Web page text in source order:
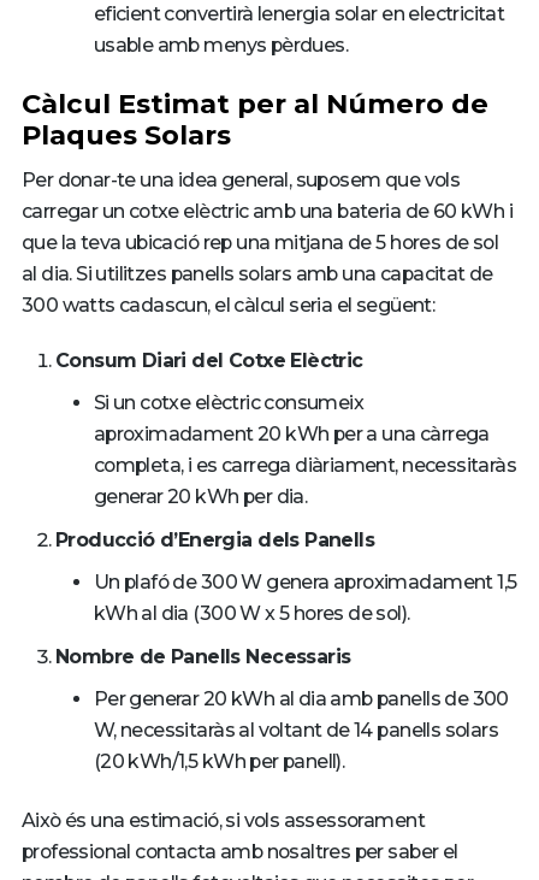
eficient convertirà lenergia solar en electricitat
usable amb menys pèrdues.
Càlcul Estimat per al Número de
Plaques Solars
Per donar-te una idea general, suposem que vols
carregar un cotxe elèctric amb una bateria de 60 kWh i
que la teva ubicació rep una mitjana de 5 hores de sol
al dia. Si utilitzes panells solars amb una capacitat de
300 watts cadascun, el càlcul seria el següent:
Consum Diari del Cotxe Elèctric
Si un cotxe elèctric consumeix
aproximadament 20 kWh per a una càrrega
completa, i es carrega diàriament, necessitaràs
generar 20 kWh per dia.
Producció d’Energia dels Panells
Un plafó de 300 W genera aproximadament 1,5
kWh al dia (300 W x 5 hores de sol).
Nombre de Panells Necessaris
Per generar 20 kWh al dia amb panells de 300
W, necessitaràs al voltant de 14 panells solars
(20 kWh/1,5 kWh per panell).
Això és una estimació, si vols assessorament
professional contacta amb nosaltres per saber el